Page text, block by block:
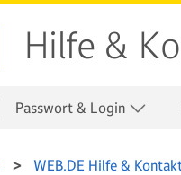
Hilfe &
Passwort & Login
WEB.DE Hilfe &